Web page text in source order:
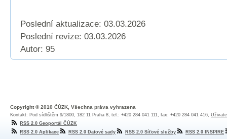
Poslední aktualizace: 03.03.2026
Poslední revize: 03.03.2026
Autor: 95
Copyright © 2010 ČÚZK, Všechna práva vyhrazena
Kontakt: Pod sídlištěm 9/1800, 182 11 Praha 8, tel.: +420 284 041 111, fax: +420 284 041 416,
RSS 2.0 Geoportál ČÚZK
RSS 2.0 Aplikace
RSS 2.0 Datové sady RSS 2.0 Síťové služby RSS 2.0 INSPIRE